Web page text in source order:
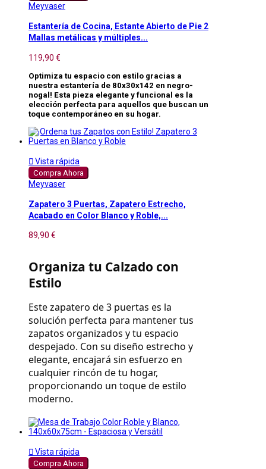
Meyvaser
Estantería de Cocina, Estante Abierto de Pie 2
Mallas metálicas y múltiples...
119,90 €
Optimiza tu espacio con estilo gracias a
nuestra estantería de 80x30x142 en negro-
nogal! Esta pieza elegante y funcional es la
elección perfecta para aquellos que buscan un
toque contemporáneo en su hogar.
 Vista rápida
Compra Ahora
Meyvaser
Zapatero 3 Puertas, Zapatero Estrecho,
Acabado en Color Blanco y Roble,...
89,90 €
Organiza tu Calzado con
Estilo
Este zapatero de 3 puertas es la
solución perfecta para mantener tus
zapatos organizados y tu espacio
despejado. Con su diseño estrecho y
elegante, encajará sin esfuerzo en
cualquier rincón de tu hogar,
proporcionando un toque de estilo
moderno.
 Vista rápida
Compra Ahora